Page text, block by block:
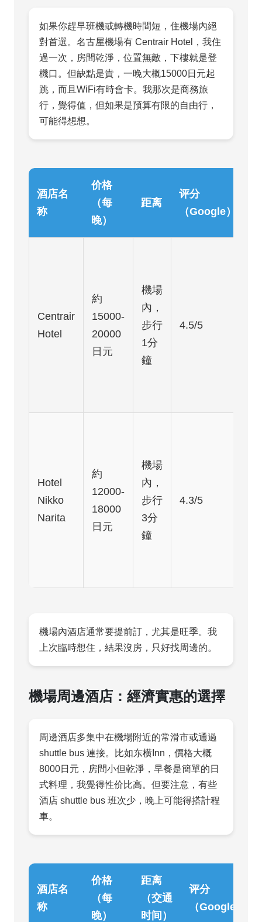
如果你趕早班機或轉機時間短，住機場內絕
對首選。名古屋機場有 Centrair Hotel，我住
過一次，房間乾淨，位置無敵，下樓就是登
機口。但缺點是貴，一晚大概15000日元起
跳，而且WiFi有時會卡。我那次是商務旅
行，覺得值，但如果是預算有限的自由行，
可能得想想。
酒店名
称
价格
（每
晚）
距离
评分
（Google）
Centrair
Hotel
約
15000-
20000
日元
機場
內，
步行
1分
鐘
4.5/5
Hotel
Nikko
Narita
約
12000-
18000
日元
機場
內，
步行
3分
鐘
4.3/5
機場內酒店通常要提前訂，尤其是旺季。我
上次臨時想住，結果沒房，只好找周邊的。
機場周邊酒店：經濟實惠的選擇
周邊酒店多集中在機場附近的常滑市或通過
shuttle bus 連接。比如东横Inn，價格大概
8000日元，房間小但乾淨，早餐是簡單的日
式料理，我覺得性价比高。但要注意，有些
酒店 shuttle bus 班次少，晚上可能得搭計程
車。
酒店名
称
价格
（每
晚）
距离
（交通
时间）
评分
（Google）